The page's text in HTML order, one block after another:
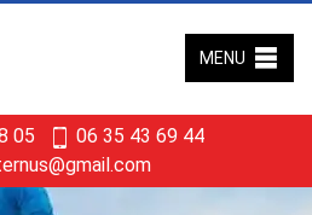
05
06 35 43 69 44
MENU